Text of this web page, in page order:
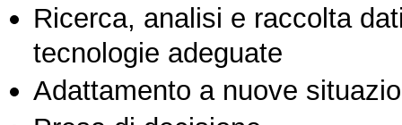
Ricerca, analisi e raccolta
tecnologie adeguate
Adattamento a nuove